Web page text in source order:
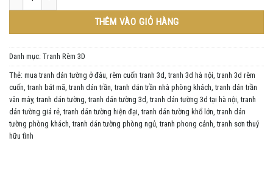
THÊM VÀO GIỎ HÀNG
Danh mục: Tranh Rèm 3D
Thẻ: mua tranh dán tường ở đâu rèm cuốn tranh 3d ,tranh 3d hà nội ,tranh 3d rèm
cuốn ,tranh bát mã ,tranh dán trần ,tranh dán trần nhà phòng khách ,tranh dán trần
vân mây,tranh dán tường ,tranh dán tường 3d ,tranh dán tường 3d tại hà nội ,tranh
dán tường giá rẻ ,tranh dán tường hiện đại ,tranh dán tường khổ lớn ,tranh dán
tường phòng khách ,tranh dán tường phòng ngủ ,tranh phong cảnh ,tranh sơn thuỷ
hữu tình